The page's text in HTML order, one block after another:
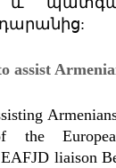
assist
EAFJD liaison